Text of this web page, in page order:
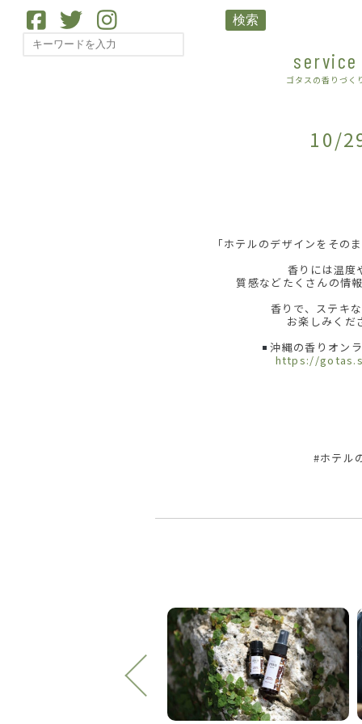
service
ゴタスの香りづく
検索
10/
「ホテルのデザインをその
香りには温度
質感などたくさんの情
香りで、ステキ
お楽しみくだ
沖縄の香りオン
https://
#ホテル